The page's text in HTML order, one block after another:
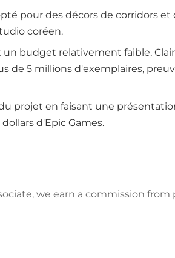
pour des décors de corridors
coréen.
budget relativement faible,
de 5 millions d'exemplaires,
projet en faisant une
d'Epic Games.
we earn a commission